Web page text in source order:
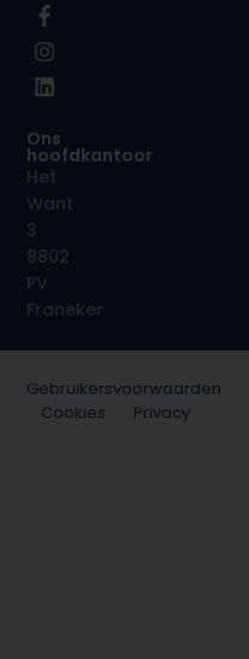
Ons
hoofdkantoor
Het
Want
3
8802
PV
Franeker
Gebruikersvoorwaarden
Cookies
Privacy